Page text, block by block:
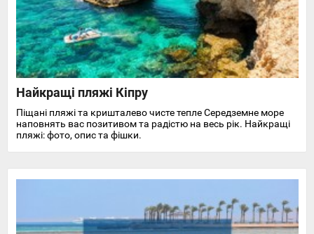
Найкращі пляжі Кіпру
Піщані пляжі та кришталево чисте тепле Середземне море
наповнять вас позитивом та радістю на весь рік. Найкращі
пляжі: фото, опис та фішки.